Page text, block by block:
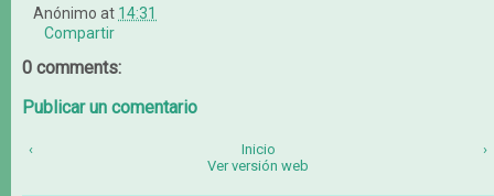
Anónimo at 14:31
Compartir
0 comments:
Publicar un comentario
‹ ›
Inicio
Ver versión web